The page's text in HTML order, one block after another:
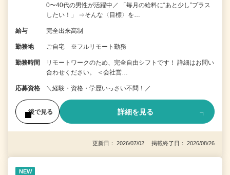
0〜40代の男性が活躍中／ 「毎月の給料に“あと少し”プラス
したい！」 ⇒そんな〈目標〉を…
給与 完全出来高制
勤務地 ご自宅 ※フルリモート勤務
勤務時間
リモートワークのため、完全自由シフトです！ 詳細はお問い
合わせください。 ＜会社営…
応募資格 ＼経験・資格・学歴いっさい不問！／
後で見る 詳細を見る
更新日： 2026/07/02 掲載終了日： 2026/08/26
NEW